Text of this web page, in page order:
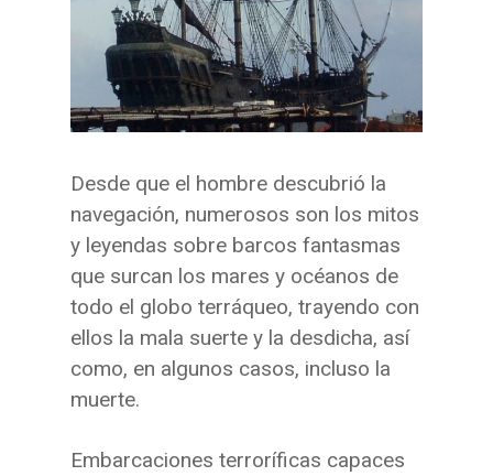
Desde que el hombre descubrió la
navegación, numerosos son los mitos
y leyendas sobre barcos fantasmas
que surcan los mares y océanos de
todo el globo terráqueo, trayendo con
ellos la mala suerte y la desdicha, así
como, en algunos casos, incluso la
muerte.
Embarcaciones terroríficas capaces